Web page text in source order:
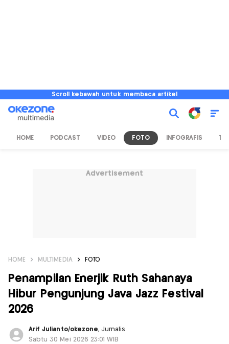
Scroll kebawah untuk membaca artikel
HOME PODCAST VIDEO FOTO INFOGRAFIS TV
Advertisement
HOME MULTIMEDIA FOTO
Penampilan Enerjik Ruth Sahanaya
Hibur Pengunjung Java Jazz Festival
2026
Arif Julianto/okezone, Jurnalis
Sabtu 30 Mei 2026 23:01 WIB